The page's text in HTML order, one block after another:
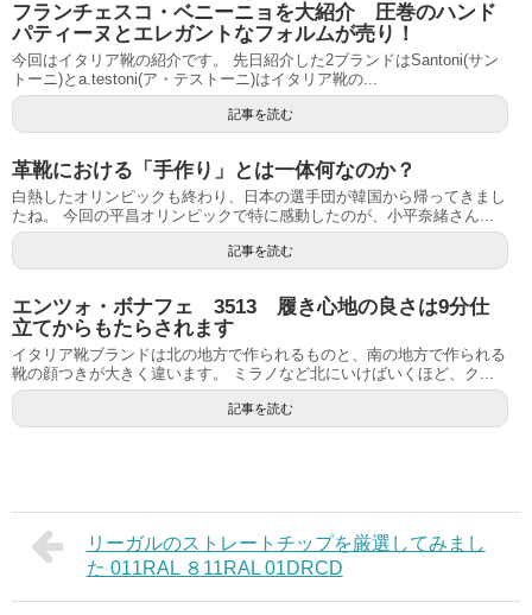
フランチェスコ・ベニーニョを大紹介 圧巻のハンド
パティーヌとエレガントなフォルムが売り！
今回はイタリア靴の紹介です。 先日紹介した2ブランドはSantoni(サン
トーニ)とa.testoni(ア・テストーニ)はイタリア靴の...
記事を読む
革靴における「手作り」とは一体何なのか？
白熱したオリンピックも終わり、日本の選手団が韓国から帰ってきまし
たね。 今回の平昌オリンピックで特に感動したのが、小平奈緒さん...
記事を読む
エンツォ・ボナフェ 3513 履き心地の良さは9分仕
立てからもたらされます
イタリア靴ブランドは北の地方で作られるものと、南の地方で作られる
靴の顔つきが大きく違います。 ミラノなど北にいけばいくほど、ク...
記事を読む
リーガルのストレートチップを厳選してみまし
た 011RAL ８11RAL 01DRCD